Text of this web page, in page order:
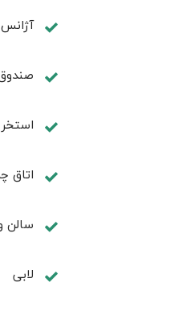
استخر
اتاق
سالن
لابی